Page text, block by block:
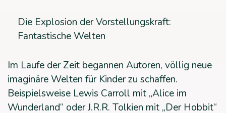
Die Explosion der Vorstellungskraft:
Fantastische Welten
Im Laufe der Zeit begannen Autoren, völlig neue
imaginäre Welten für Kinder zu schaffen.
Beispielsweise Lewis Carroll mit „Alice im
Wunderland“ oder J.R.R. Tolkien mit „Der Hobbit“